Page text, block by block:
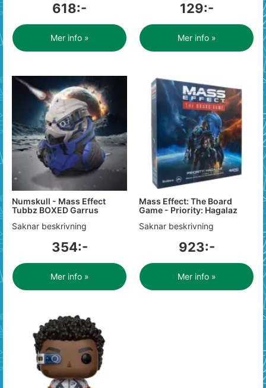
618:-
Mer info »
129:-
Mer info »
Numskull - Mass Effect
Tubbz BOXED Garrus
Saknar beskrivning
354:-
Mer info »
Mass Effect: The Board
Game - Priority: Hagalaz
Saknar beskrivning
923:-
Mer info »